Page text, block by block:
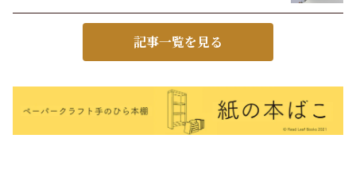
記事一覧を見る